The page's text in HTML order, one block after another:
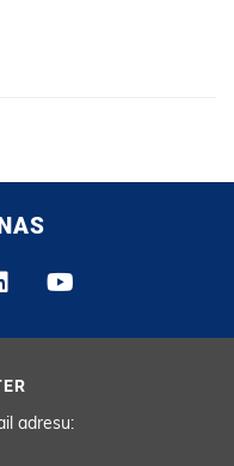
adresu: